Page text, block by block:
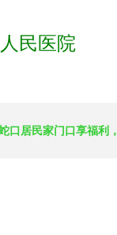
民医院
口居民家门口享福利